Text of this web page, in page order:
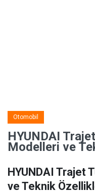
Otomobil
HYUNDAI
Modelleri ve
HYUNDAI Trajet
ve Teknik